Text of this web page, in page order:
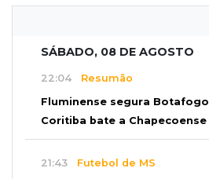
SÁBADO, 08 DE AGOSTO
22:04 Resumão
Fluminense segura
Coritiba bate a Chapecoense
21:43 Futebol de MS